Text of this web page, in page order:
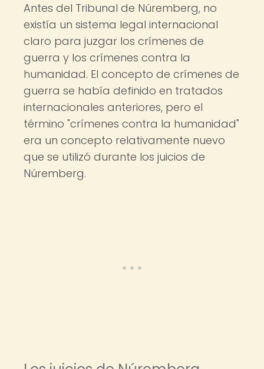
Antes del Tribunal de Núremberg, no
existía un sistema legal internacional
claro para juzgar los crímenes de
guerra y los crímenes contra la
humanidad. El concepto de crímenes de
guerra se había definido en tratados
internacionales anteriores, pero el
término "crímenes contra la humanidad"
era un concepto relativamente nuevo
que se utilizó durante los juicios de
Núremberg.